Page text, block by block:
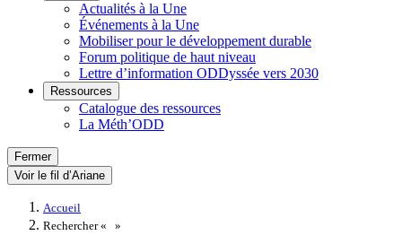
Actualités à la Une
Événements à la Une
Mobiliser pour le développement durable
Forum politique de haut niveau
Lettre d’information ODDyssée vers 2030
Ressources
Catalogue des ressources
La Méth’ODD
Fermer
Voir le fil d’Ariane
Accueil
Rechercher «
»